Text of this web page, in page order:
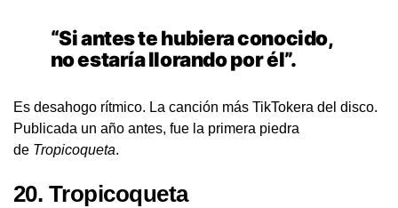
“Si antes te hubiera conocido,
no estaría llorando por él”.
Es desahogo rítmico. La canción más TikTokera del disco.
Publicada un año antes, fue la primera piedra
de Tropicoqueta.
20. Tropicoqueta